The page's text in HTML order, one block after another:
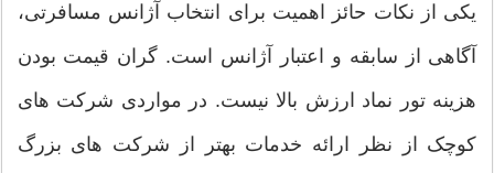
یکی از نکات حائز اهمیت برای انتخاب آژانس مسافرتی،
آگاهی از سابقه و اعتبار آژانس است. گران قیمت بودن
هزینه تور نماد ارزش بالا نیست. در مواردی شرکت های
کوچک از نظر ارائه خدمات بهتر از شرکت های بزرگ